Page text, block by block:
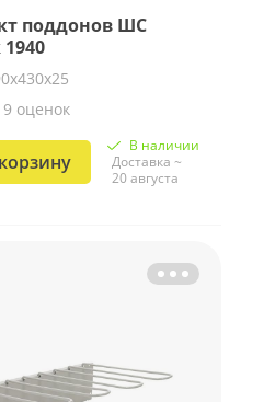
поддонов ШС
оценок
В наличии
Доставка ~
20 августа